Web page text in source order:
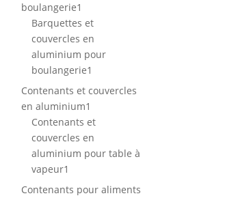
boulangerie1
produit
Barquettes et
couvercles en
aluminium pour
boulangerie1
produit
Contenants et couvercles
en aluminium1
produit
Contenants et
couvercles en
aluminium pour table à
vapeur1
Contenants pour aliments